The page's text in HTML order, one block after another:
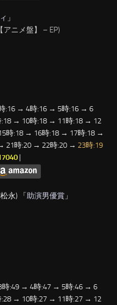
」
ニメ盤】 – EP)
:16 → 4時:16 → 5時:16 → 6
→ 10時:18 → 11時:18 → 12
時:18 → 16時:18 → 17時:18 →
21時:20 → 22時:20 → 23時:19
|
永) 「助演男優賞 」
:49 → 4時:47 → 5時:46 → 6
→ 10時:27 → 11時:27 → 12